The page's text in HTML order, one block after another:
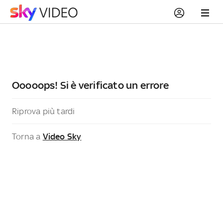
Ooooops! Si è verificato un errore
Riprova più tardi
Torna a Video Sky